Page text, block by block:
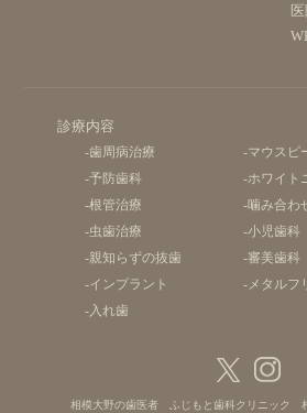
診療内容
-歯周病治療
-予防歯科
-根管治療
-虫歯治療
-親知らずの抜歯
-インプラント
-入れ歯
-マウスピ
-ホワイト
-噛み合わ
-小児歯科
-審美歯科
-メタルフ
相模大野の歯医者 ふじもと歯科クリニック